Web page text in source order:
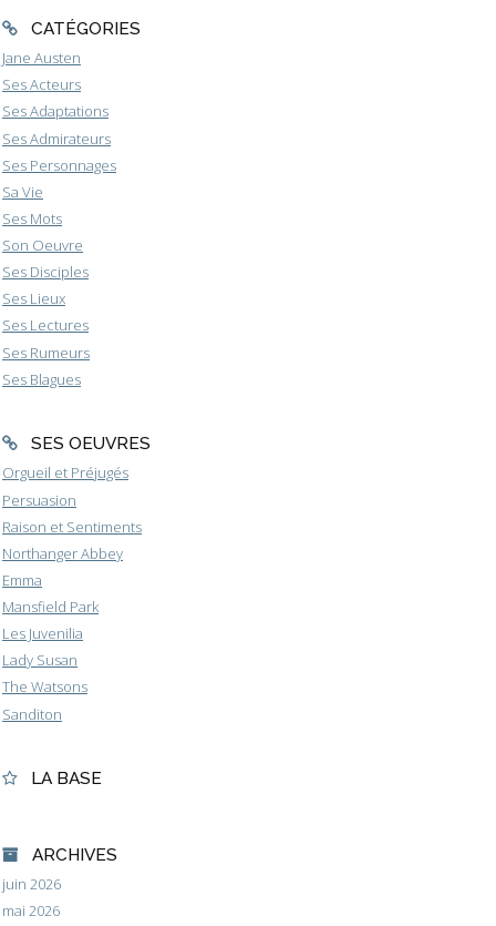
CATÉGORIES
Jane Austen
Ses Acteurs
Ses Adaptations
Ses Admirateurs
Ses Personnages
Sa Vie
Ses Mots
Son Oeuvre
Ses Disciples
Ses Lieux
Ses Lectures
Ses Rumeurs
Ses Blagues
SES OEUVRES
Orgueil et Préjugés
Persuasion
Raison et Sentiments
Northanger Abbey
Emma
Mansfield Park
Les Juvenilia
Lady Susan
The Watsons
Sanditon
LA BASE
ARCHIVES
juin 2026
mai 2026